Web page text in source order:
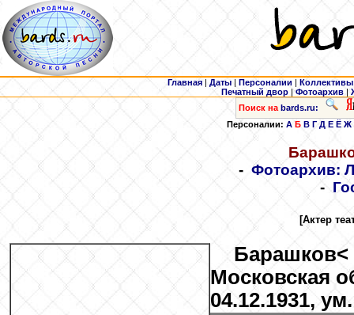
Главная | Даты | Персоналии | Коллективы
Печатный двор |Фотоархив |
Поиск на bards.ru:
Персоналии: А Б В Г Д Е Ё Ж
- Фотоархив:
-
[Актер
Барашков
Московская
04.12.1931,